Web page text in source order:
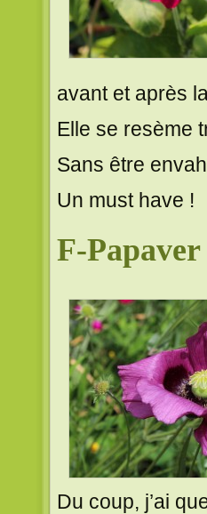
avant et après
Elle se resème
Sans être
Un must have !
F-
Du coup, j’ai